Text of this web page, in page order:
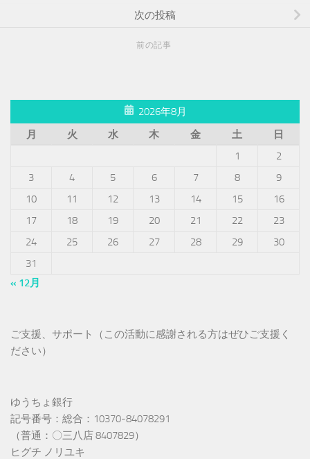
次の投稿
前の記事
2026年8月
月
火 水 木 金 土
日
1
2
3
4 5 6 7 8
9
10
11 12 13 14 15
16
17
18 19 20 21 22
23
24
25 26 27 28 29
30
31
« 12月
ご支援、サポート（この活動に感謝される方はぜひご支援く
ださい）
ゆうちょ銀行
記号番号：総合：10370-84078291
（普通：〇三八店 8407829）
ヒグチ ノリユキ